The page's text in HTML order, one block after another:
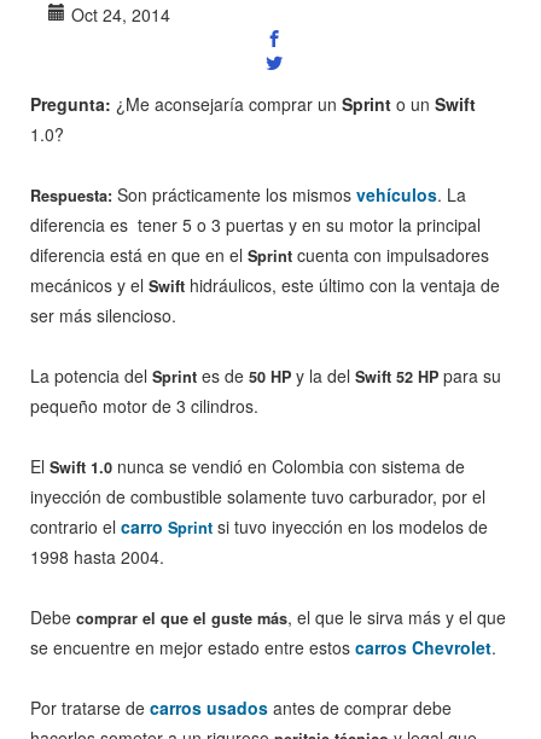
Oct 24, 2014
Pregunta: ¿Me aconsejaría comprar un Sprint o un Swift
1.0?
Respuesta: Son prácticamente los mismos vehículos. La
diferencia es tener 5 o 3 puertas y en su motor la principal
diferencia está en que en el Sprint cuenta con impulsadores
mecánicos y el Swift hidráulicos, este último con la ventaja de
ser más silencioso.
La potencia del Sprint es de 50 HP y la del Swift 52 HP para su
pequeño motor de 3 cilindros.
El Swift 1.0 nunca se vendió en Colombia con sistema de
inyección de combustible solamente tuvo carburador, por el
contrario el carro Sprint si tuvo inyección en los modelos de
1998 hasta 2004.
Debe comprar el que el guste más, el que le sirva más y el que
se encuentre en mejor estado entre estos carros Chevrolet.
Por tratarse de carros usados antes de comprar debe